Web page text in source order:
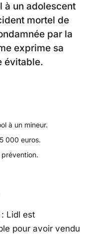
à un adolescent
mortel de
par la
exprime sa
évitable.
à un mineur.
000 euros.
Lidl est
pour avoir vendu